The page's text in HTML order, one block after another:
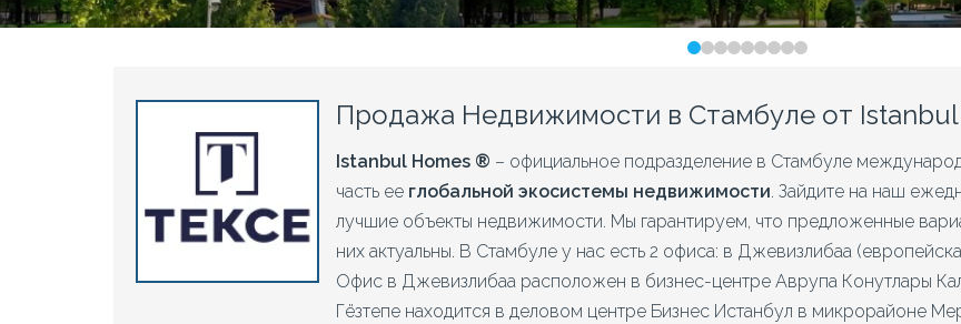
Продажа Недвижимости в Стамбуле от
Istanbul Homes ® – официальное подразделение в Стамбуле
часть ее глобальной экосистемы недвижимости. Зайдите на наш
лучшие объекты недвижимости. Мы гарантируем, что предложенные
них актуальны. В Стамбуле у нас есть 2 офиса: в Джевизлибаа
Офис в Джевизлибаа расположен в бизнес-центре Аврупа Конутлары
Гёзтепе находится в деловом центре Бизнес Истанбул в микрорайоне